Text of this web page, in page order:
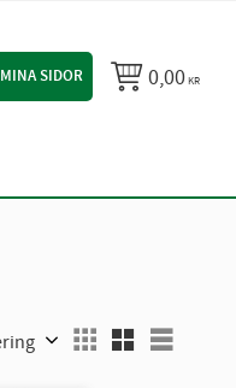
MINA SIDOR 0,00KR